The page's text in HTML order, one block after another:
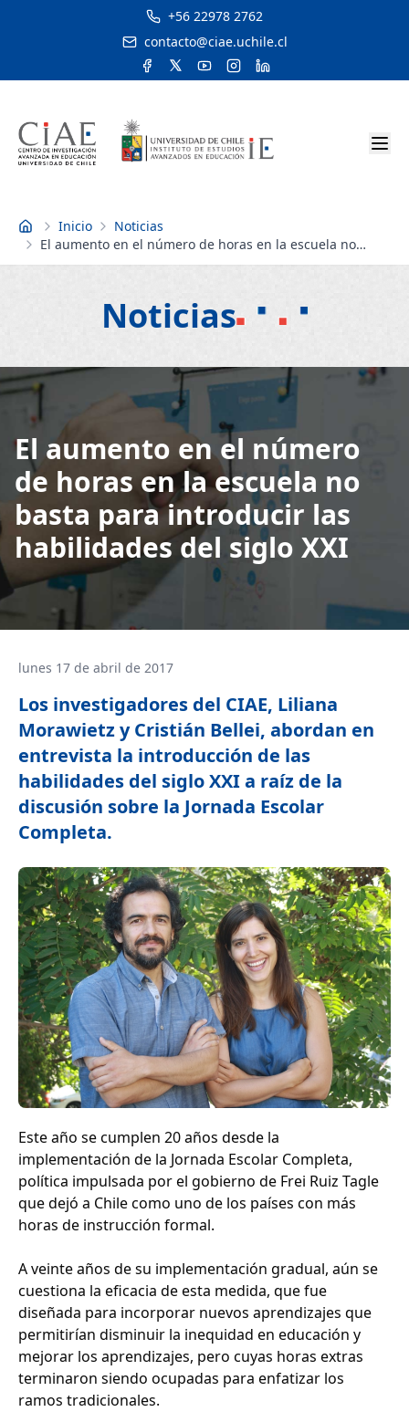
+56 22978 2762
contacto@ciae.uchile.cl
Inicio Inicio
Noticias
El aumento en el número de horas en la escuela no
basta para introducir las habilidades del siglo XXI
Noticias
El aumento en el número
de horas en la escuela no
basta para introducir las
habilidades del siglo XXI
lunes 17 de abril de 2017
Los investigadores del CIAE, Liliana
Morawietz y Cristián Bellei, abordan en
entrevista la introducción de las
habilidades del siglo XXI a raíz de la
discusión sobre la Jornada Escolar
Completa.
Este año se cumplen 20 años desde la
implementación de la Jornada Escolar Completa,
política impulsada por el gobierno de Frei Ruiz Tagle
que dejó a Chile como uno de los países con más
horas de instrucción formal.
A veinte años de su implementación gradual, aún se
cuestiona la eficacia de esta medida, que fue
diseñada para incorporar nuevos aprendizajes que
permitirían disminuir la inequidad en educación y
mejorar los aprendizajes, pero cuyas horas extras
terminaron siendo ocupadas para enfatizar los
ramos tradicionales.